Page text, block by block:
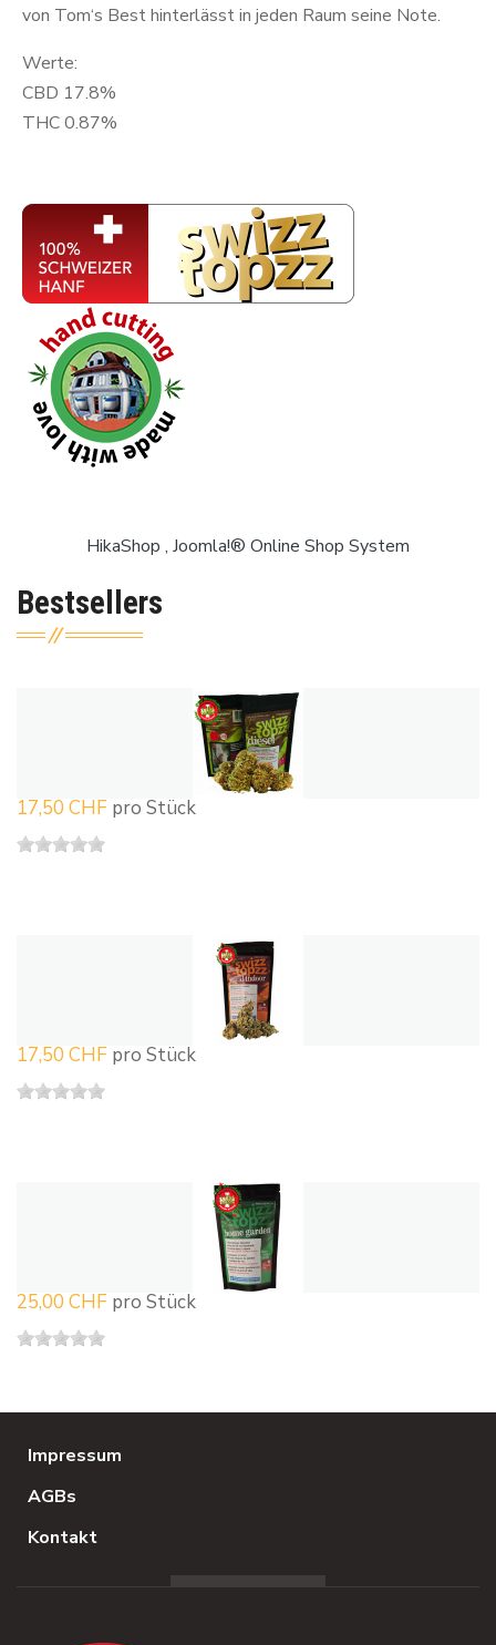
von Tom‘s Best hinterlässt in jeden Raum seine Note.
Werte:
CBD 17.8%
THC 0.87%
HikaShop , Joomla!® Online Shop System
Bestsellers
17,50 CHF pro Stück
17,50 CHF pro Stück
25,00 CHF pro Stück
Impressum
AGBs
Kontakt